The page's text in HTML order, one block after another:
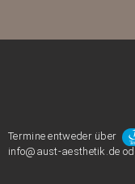
Termine entweder über
info@aust-aesthetik.de